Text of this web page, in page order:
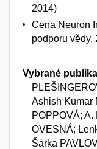
2014)
Cena Neuron
podporu vědy,
Vybrané
Ashish Kumar
POPPOVÁ;
OVESNÁ;
Šárka